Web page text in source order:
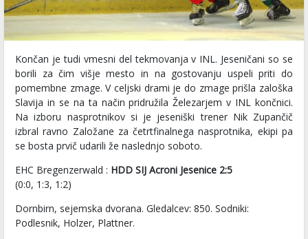
Končan je tudi vmesni del tekmovanja v INL. Jeseničani so se
borili za čim višje mesto in na gostovanju uspeli priti do
pomembne zmage. V celjski drami je do zmage prišla zaloška
Slavija in se na ta način pridružila Železarjem v INL končnici.
Na izboru nasprotnikov si je jeseniški trener Nik Zupančič
izbral ravno Založane za četrtfinalnega nasprotnika, ekipi pa
se bosta prvič udarili že naslednjo soboto.
EHC Bregenzerwald : HDD SIJ Acroni Jesenice 2:5
(0:0, 1:3, 1:2)
Dornbirn, sejemska dvorana. Gledalcev: 850. Sodniki:
Podlesnik, Holzer, Plattner.